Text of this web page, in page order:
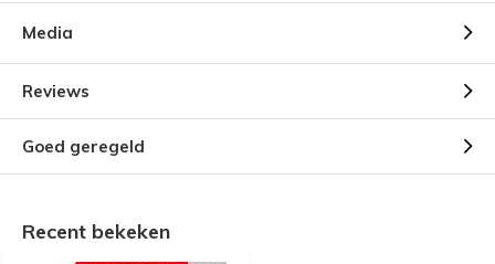
Media
Reviews
Goed geregeld
Recent bekeken